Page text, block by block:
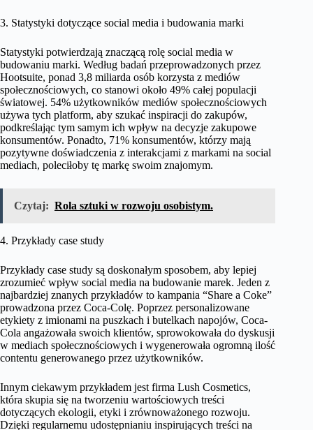
3. Statystyki dotyczące social media i budowania marki
Statystyki potwierdzają znaczącą rolę social media w
budowaniu marki. Według badań przeprowadzonych przez
Hootsuite, ponad 3,8 miliarda osób korzysta z mediów
społecznościowych, co stanowi około 49% całej populacji
światowej. 54% użytkowników mediów społecznościowych
używa tych platform, aby szukać inspiracji do zakupów,
podkreślając tym samym ich wpływ na decyzje zakupowe
konsumentów. Ponadto, 71% konsumentów, którzy mają
pozytywne doświadczenia z interakcjami z markami na social
mediach, poleciłoby tę markę swoim znajomym.
Czytaj: Rola sztuki w rozwoju osobistym.
4. Przykłady case study
Przykłady case study są doskonałym sposobem, aby lepiej
zrozumieć wpływ social media na budowanie marek. Jeden z
najbardziej znanych przykładów to kampania “Share a Coke”
prowadzona przez Coca-Colę. Poprzez personalizowane
etykiety z imionami na puszkach i butelkach napojów, Coca-
Cola angażowała swoich klientów, sprowokowała do dyskusji
w mediach społecznościowych i wygenerowała ogromną ilość
contentu generowanego przez użytkowników.
Innym ciekawym przykładem jest firma Lush Cosmetics,
która skupia się na tworzeniu wartościowych treści
dotyczących ekologii, etyki i zrównoważonego rozwoju.
Dzięki regularnemu udostępnianiu inspirujących treści na